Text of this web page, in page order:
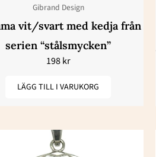
Gibrand Design
vit/svart med kedja från
serien “stålsmycken”
198kr
LÄGG TILL I VARUKORG